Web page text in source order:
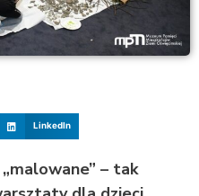
LinkedIn
– tak